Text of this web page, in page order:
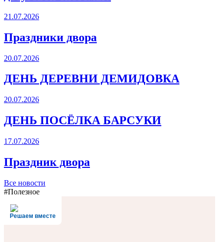
21.07.2026
Праздники двора
20.07.2026
ДЕНЬ ДЕРЕВНИ ДЕМИДОВКА
20.07.2026
ДЕНЬ ПОСЁЛКА БАРСУКИ
17.07.2026
Праздник двора
Все новости
#Полезное
Решаем вместе